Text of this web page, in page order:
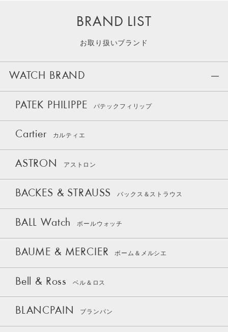
BRAND LIST
お取り扱いブランド
WATCH BRAND
PATEK PHILIPPE パテックフィリップ
Cartier カルティエ
ASTRON アストロン
BACKES & STRAUSS バックス＆ストラウス
BALL Watch ボールウォッチ
BAUME & MERCIER ボーム＆メルシエ
Bell & Ross ベル＆ロス
BLANCPAIN ブランパン